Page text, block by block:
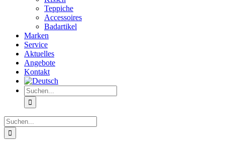
Teppiche
Accessoires
Badartikel
Marken
Service
Aktuelles
Angebote
Kontakt
Suche
nach:
Suche
nach: